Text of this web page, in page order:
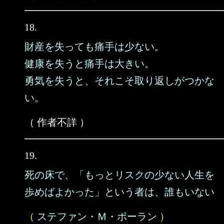
18.
財産を失っても痛手は少ない。
健康を失うと痛手は大きい。
勇気を失うと、それこそ取り返しがつかな
い。
（ 作者不詳 ）
19.
死の床で、「もっとリスクの少ない人生を
歩めばよかった」という者は、誰もいない
（ ステファン・Ｍ・ポーラン ）